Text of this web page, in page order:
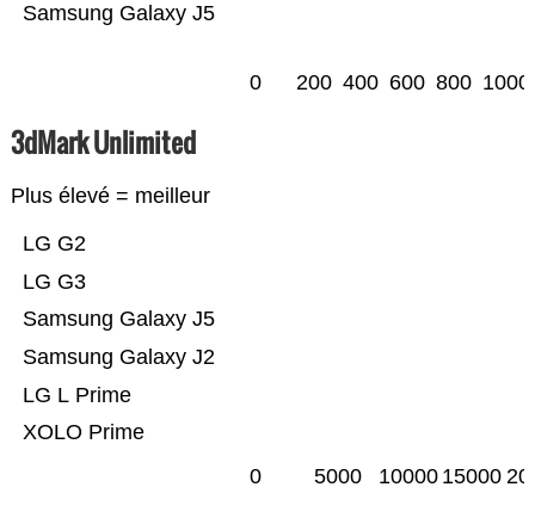
Samsung Galaxy J5
0 200 400 600 800 1000
3dMark Unlimited
Plus élevé = meilleur
XOLO Prime
LG L Prime
Samsung Galaxy J2
Samsung Galaxy J5
LG G3
LG G2
0 5000 10000 15000